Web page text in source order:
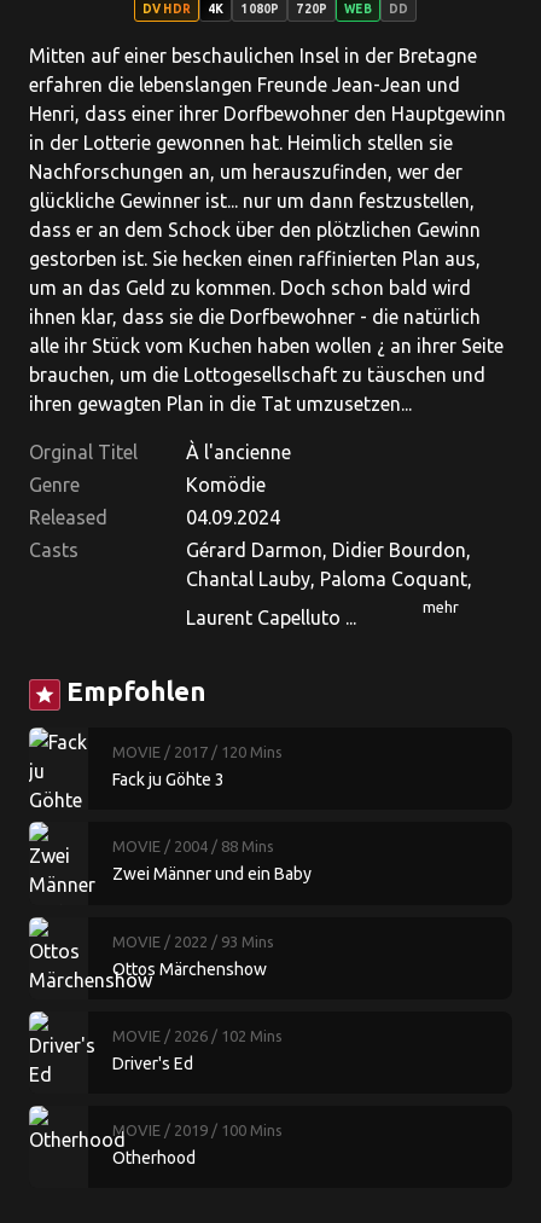
DV HDR 4K 1080P 720P WEB DD
Mitten auf einer beschaulichen Insel in der Bretagne
erfahren die lebenslangen Freunde Jean-Jean und
Henri, dass einer ihrer Dorfbewohner den Hauptgewinn
in der Lotterie gewonnen hat. Heimlich stellen sie
Nachforschungen an, um herauszufinden, wer der
glückliche Gewinner ist... nur um dann festzustellen,
dass er an dem Schock über den plötzlichen Gewinn
gestorben ist. Sie hecken einen raffinierten Plan aus,
um an das Geld zu kommen. Doch schon bald wird
ihnen klar, dass sie die Dorfbewohner - die natürlich
alle ihr Stück vom Kuchen haben wollen ¿ an ihrer Seite
brauchen, um die Lottogesellschaft zu täuschen und
ihren gewagten Plan in die Tat umzusetzen...
Orginal Titel
À l'ancienne
Genre
Komödie
Released
04.09.2024
Casts
Gérard Darmon, Didier Bourdon,
Chantal Lauby, Paloma Coquant,
Laurent Capelluto ...
mehr
star Empfohlen
MOVIE / 2017 / 120 Mins
Fack ju Göhte 3
MOVIE / 2004 / 88 Mins
Zwei Männer und ein Baby
MOVIE / 2022 / 93 Mins
Ottos Märchenshow
MOVIE / 2026 / 102 Mins
Driver's Ed
MOVIE / 2019 / 100 Mins
Otherhood